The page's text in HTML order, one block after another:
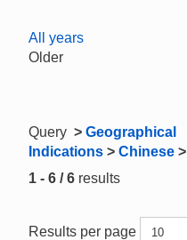
All years
Older
Query > Geographical
Indications > Chinese >
1 - 6 / 6 results
Results per page